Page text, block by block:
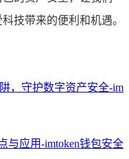
技带来的便利和机遇。
，守护数字资产安全-im
与应用-imtoken钱包安全